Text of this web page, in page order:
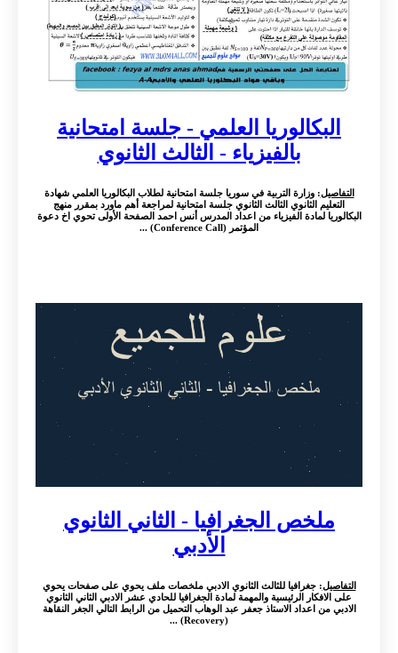
البكالوريا العلمي - جلسة امتحانية
بالفيزياء - الثالث الثانوي
التفاصيل: وزارة التربية في سوريا جلسة امتحانية لطلاب البكالوريا العلمي شهادة
التعليم الثانوي الثالث الثانوي جلسة امتحانية لمراجعة أهم ماورد بمقرر منهج
البكالوريا لمادة الفيزياء من اعداد المدرس أنس احمد الصفحة الأولى تحوي اخ دعوة
المؤتمر (Conference Call) ...
ملخص الجغرافيا - الثاني الثانوي
الأدبي
التفاصيل: جغرافيا للثالث الثانوي الادبي ملخصات ملف يحوي على صفحات يحوي
على الافكار الرئيسية والمهمة لمادة الجغرافيا للحادي عشر الادبي الثاني الثانوي
الادبي من اعداد الاستاذ جعفر عبد الوهاب التحميل من الرابط التالي الجغر النقاهة
(Recovery) ...